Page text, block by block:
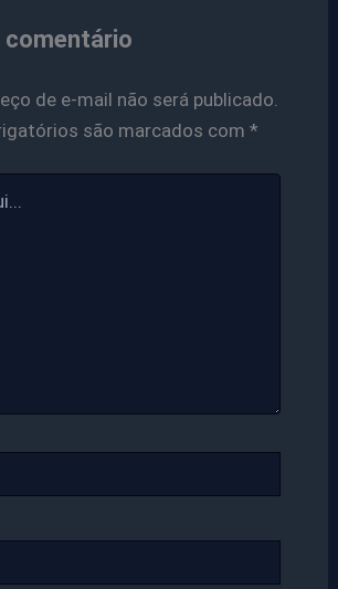
comentário
de e-mail não será publicado.
são marcados com *